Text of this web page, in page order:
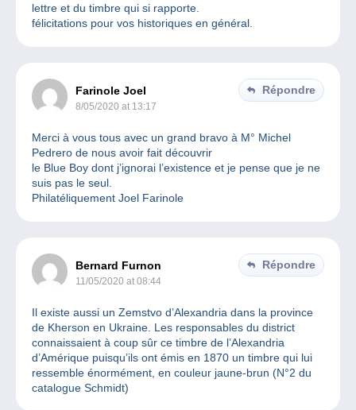
lettre et du timbre qui si rapporte.
félicitations pour vos historiques en général.
Farinole Joel
8/05/2020 at 13:17
Répondre
Merci à vous tous avec un grand bravo à M° Michel
Pedrero de nous avoir fait découvrir
le Blue Boy dont j’ignorai l’existence et je pense que je ne
suis pas le seul.
Philatéliquement Joel Farinole
Bernard Furnon
11/05/2020 at 08:44
Répondre
Il existe aussi un Zemstvo d’Alexandria dans la province
de Kherson en Ukraine. Les responsables du district
connaissaient à coup sûr ce timbre de l’Alexandria
d’Amérique puisqu’ils ont émis en 1870 un timbre qui lui
ressemble énormément, en couleur jaune-brun (N°2 du
catalogue Schmidt)